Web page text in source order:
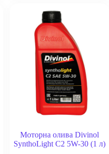
Моторна олива Divinol
SynthoLight C2 5W-30 (1 л)